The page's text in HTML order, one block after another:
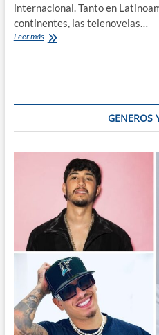
internacional. Tanto en
continentes, las telenovelas…
Leer másEl
GENEROS